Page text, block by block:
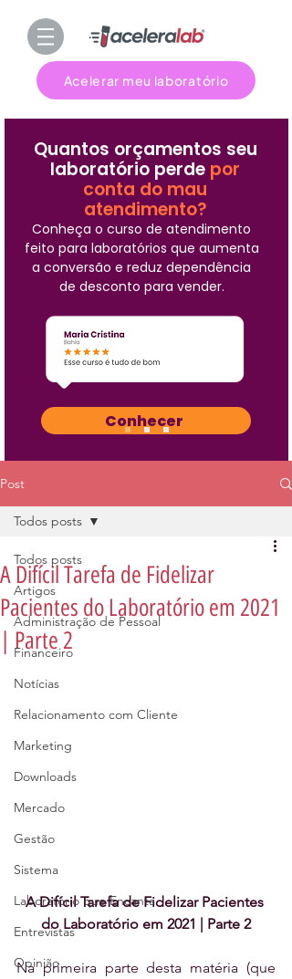
Acelerar meu laboratório
Quantos orçamentos seu
laboratório perde por
conta do mau
atendimento?
Conheça o curso de atendimento
feito para laboratórios que aumenta
a conversão e reduz dependência
de desconto para vender.
Conhecer
Post
Todos posts
Artigos
Administração de Pessoal
Financeiro
Notícias
Relacionamento com Cliente
Marketing
Downloads
Mercado
Gestão
Sistema
Laboratório que Encanta
Entrevistas
Opinião
Todos posts
A Difícil Tarefa de Fidelizar
Pacientes do Laboratório em 2021
| Parte 2
A Difícil Tarefa de Fidelizar Pacientes
do Laboratório em 2021 | Parte 2
Na primeira parte desta matéria (que